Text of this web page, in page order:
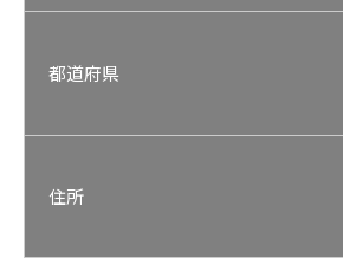
都道府県
住所